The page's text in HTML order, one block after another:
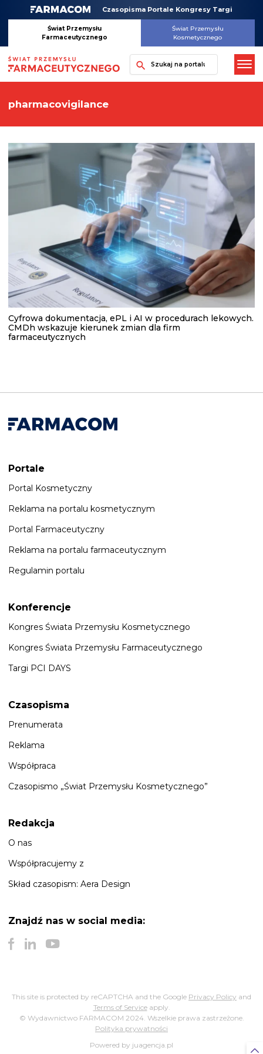
Czasopisma Portale Kongresy Targi
Świat Przemysłu
Farmaceutycznego
Świat Przemysłu
Kosmetycznego
Szukaj
pharmacovigilance
Cyfrowa dokumentacja, ePL i AI w procedurach lekowych.
CMDh wskazuje kierunek zmian dla firm
farmaceutycznych
Portale
Portal Kosmetyczny
Reklama na portalu kosmetycznym
Portal Farmaceutyczny
Reklama na portalu farmaceutycznym
Regulamin portalu
Konferencje
Kongres Świata Przemysłu Kosmetycznego
Kongres Świata Przemysłu Farmaceutycznego
Targi PCI DAYS
Czasopisma
Prenumerata
Reklama
Współpraca
Czasopismo „Świat Przemysłu Kosmetycznego”
Redakcja
O nas
Współpracujemy z
Skład czasopism: Aera Design
Znajdź nas w social media:
This site is protected by reCAPTCHA and the Google Privacy Policy and
Terms of Serviceapply.
© Wydawnictwo FARMACOM 2024. Wszelkie prawa zastrzeżone.
Polityka prywatności
Powered by juagencja.pl